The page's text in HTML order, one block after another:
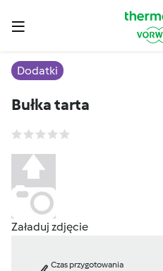
Dodatki
Bułka tarta
Załaduj zdjęcie
Czas przygotowania